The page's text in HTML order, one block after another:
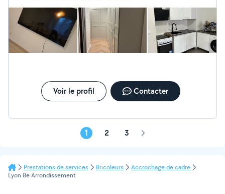
Voir le profil Contacter
1 2 3 Page
Prestations de services Bricoleurs
Accrochage de cadre
Lyon 8e Arrondissement